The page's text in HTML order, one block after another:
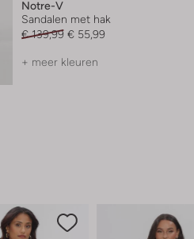
Notre-V
Sandalen met hak
€ 139,99 € 55,99
+ meer kleuren